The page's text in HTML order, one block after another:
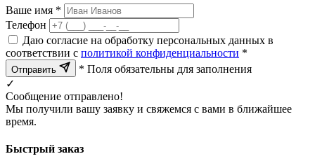
Ваше имя *
Телефон
Даю согласие на обработку персональных данных в
соответствии с политикой конфиденциальности *
Отправить
* Поля обязательны для заполнения
✓
Сообщение отправлено!
Мы получили вашу заявку и свяжемся с вами в ближайшее
время.
Быстрый заказ